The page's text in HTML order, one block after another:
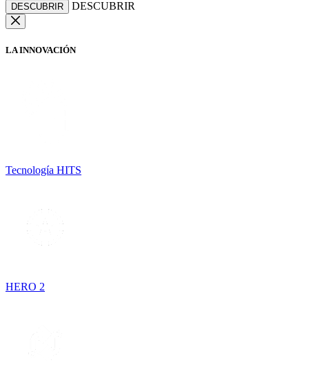
DESCUBRIR DESCUBRIR
LA INNOVACIÓN
Tecnología HITS
HERO 2